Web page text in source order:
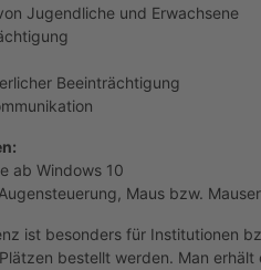
Jugendliche und Erwachsene
Beeinträchtigung
ab Windows 10
Maus bzw.
ist besonders für Institutionen
bestellt werden. Man